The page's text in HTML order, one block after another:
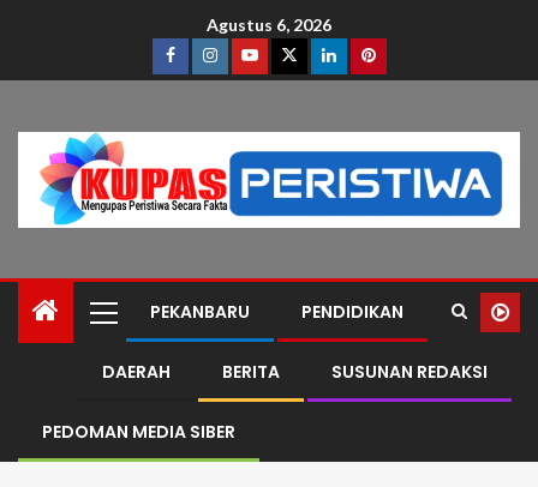
Agustus 6, 2026
PEKANBARU PENDIDIKAN
DAERAH BERITA SUSUNAN REDAKSI
PEDOMAN MEDIA SIBER